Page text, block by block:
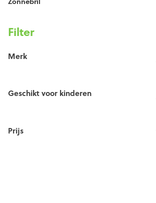
Filter
Merk
Geschikt voor kinderen
Prijs